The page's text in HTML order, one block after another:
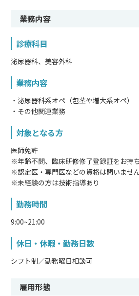
業務内容
診療科目
泌尿器科、美容外科
業務内容
・泌尿器科系オペ（包茎や増大系オペ）
・その他関連業務
対象となる方
医師免許
※年齢不問、臨床研修修了登録証をお持
※認定医・専門医などの資格は問いません
※未経験の方は技術指導あり
勤務時間
9:00~21:00
休日・休暇・勤務日数
シフト制／勤務曜日相談可
雇用形態